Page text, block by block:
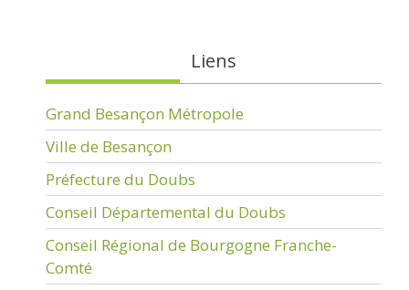
Liens
Grand Besançon Métropole
Ville de Besançon
Préfecture du Doubs
Conseil Départemental du Doubs
Conseil Régional de Bourgogne Franche-
Comté